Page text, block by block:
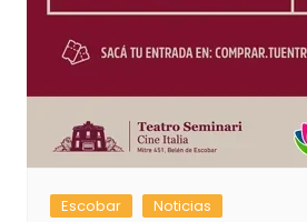
Escobar Noticias